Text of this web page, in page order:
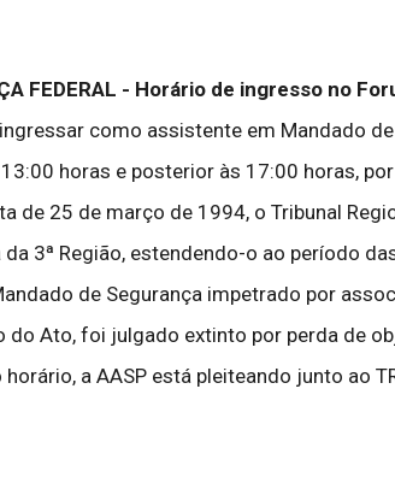
FEDERAL - Horário de ingresso no
como assistente em Mandado
horas e posterior às 17:00 horas,
de 25 de março de 1994, o Tribunal
3ª Região, estendendo-o ao período
de Segurança impetrado por
do Ato, foi julgado extinto por perda de
a AASP está pleiteando junto ao